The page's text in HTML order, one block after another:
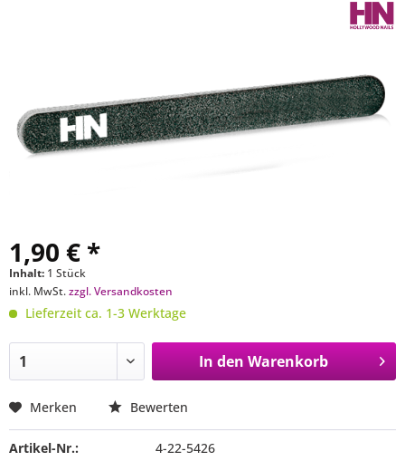
1,90 € *
Inhalt: 1 Stück
inkl. MwSt.zzgl. Versandkosten
Lieferzeit ca. 1-3 Werktage
In den Warenkorb
Merken Bewerten
Artikel-Nr.: 4-22-5426